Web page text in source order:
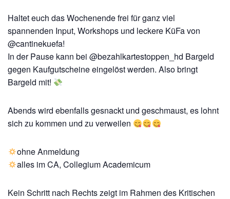
Haltet euch das Wochenende frei für ganz viel
spannenden Input, Workshops und leckere KüFa von
@cantinekuefa!
In der Pause kann bei @bezahlkartestoppen_hd Bargeld
gegen Kaufgutscheine eingelöst werden. Also bringt
Bargeld mit!
Abends wird ebenfalls gesnackt und geschmaust, es lohnt
sich zu kommen und zu verweilen
ohne Anmeldung
alles im CA, Collegium Academicum
Kein Schritt nach Rechts zeigt im Rahmen des Kritischen